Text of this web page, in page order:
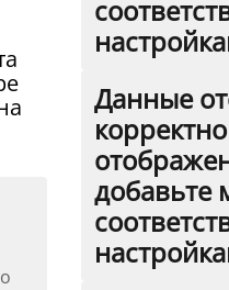
Данные
добавьте